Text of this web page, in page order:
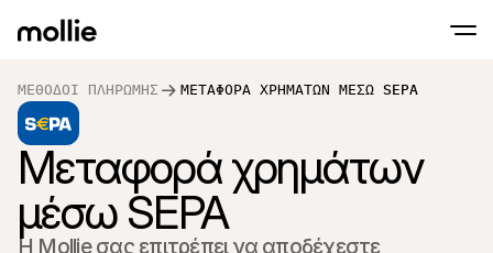
ΜΈΘΟΔΟΙ ΠΛΗΡΩΜΉΣ ΜΕΤΑΦΟΡΆ ΧΡΗΜΆΤΩΝ ΜΈΣΩ SEPA
Μεταφορά χρημάτων
μέσω SEPA
Η Mollie σας επιτρέπει να αποδέχεστε
Tap to Pay στο iPhone
Αποδεχτείτε επαφές πληρωμών
Μάθετε περισσότερα
Αποδοχή και
διαδικτυακών
Ταμείο